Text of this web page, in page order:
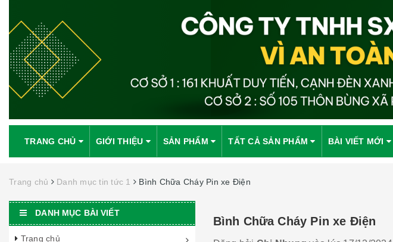
TRANG CHỦ GIỚI THIỆU SẢN PHẨM TẤT CẢ SẢN PHẨM BÀI VIẾT MỚI
Trang chủ Danh mục tin tức 1 Bình Chữa Cháy Pin xe Điện
Bình Chữa Cháy Pin xe Điện
DANH MỤC BÀI VIẾT
Trang chủ